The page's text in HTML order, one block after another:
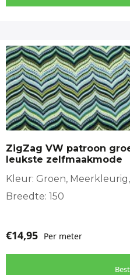
ZigZag VW patroon
leukste zelfmaakmode
Kleur: Groen,
Breedte: 150
€14,95 Per meter